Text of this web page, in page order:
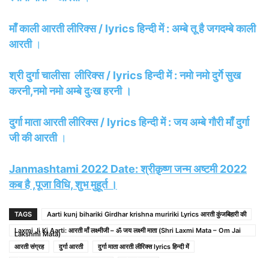
माँ काली आरती लीरिक्स / lyrics हिन्दी में : अम्बे तू है जगदम्बे काली
आरती ।
श्री दुर्गा चालीसा लीरिक्स / lyrics हिन्दी में : नमो नमो दुर्गे सुख
करनी,नमो नमो अम्बे दुःख हरनी ।
दुर्गा माता आरती लीरिक्स / lyrics हिन्दी में : जय अम्बे गौरी माँ दुर्गा
जी की आरती ।
Janmashtami 2022 Date: श्रीक़ृष्ण जन्म अष्टमी 2022
कब है ,पूजा विधि, शुभ मुहूर्त ।
TAGS
Aarti kunj bihariki Girdhar krishna muririki Lyrics आरती कुंजबिहारी की
Laxmi Ji Ki Aarti: आरती माँ लक्ष्मीजी – ॐ जय लक्ष्मी माता (Shri Laxmi Mata – Om Jai
Lakshmi Mata)
आरती संग्रह
दुर्गा आरती
दुर्गा माता आरती लीरिक्स lyrics हिन्दी में